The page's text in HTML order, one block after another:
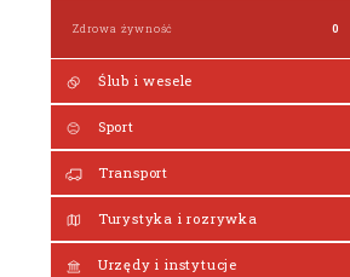
Zdrowa żywność 0
Ślub i wesele
Sport
Transport
Turystyka i rozrywka
Urzędy i instytucje